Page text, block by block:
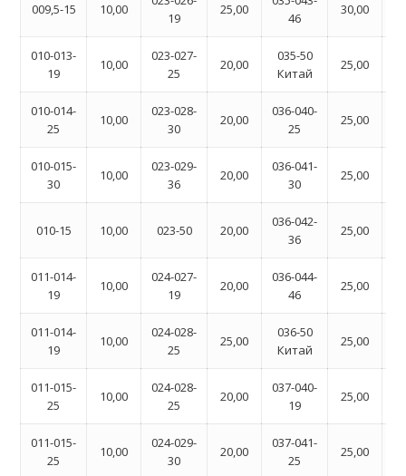
009,5-15 10,00
19
25,00
46
30,00
010-013-
19
10,00
023-027-
25
20,00
035-50
Китай
25,00
010-014-
25
10,00
023-028-
30
20,00
036-040-
25
25,00
010-015-
30
10,00
023-029-
36
20,00
036-041-
30
25,00
010-15 10,00 023-50 20,00
036-042-
36
25,00
011-014-
19
10,00
024-027-
19
20,00
036-044-
46
25,00
011-014-
19
10,00
024-028-
25
25,00
036-50
Китай
25,00
011-015-
25
10,00
024-028-
25
20,00
037-040-
19
25,00
011-015-
25
10,00
024-029-
30
20,00
037-041-
25
25,00